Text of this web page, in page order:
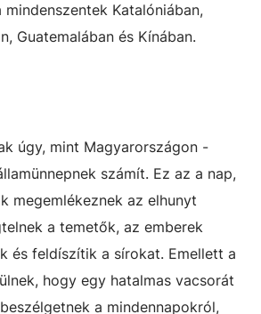
Katalóniában,
Guatemalában és Kínában.
úgy, mint Magyarországon -
számít. Ez az a nap,
megemlékeznek az elhunyt
a temetők, az emberek
és feldíszítik a sírokat. Emellett a
hogy egy hatalmas vacsorát
a mindennapokról,